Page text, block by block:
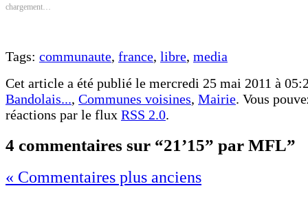
fenêtre)
chargement…
Tags: communaute, france, libre, media
Cet article a été publié le mercredi 25 mai 2011 à
Bandolais..., Communes voisines, Mairie. Vous
réactions par le flux RSS 2.0.
4 commentaires sur “21’15” par MFL”
« Commentaires plus anciens